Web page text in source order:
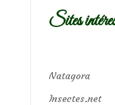
Sites
Natagora
Insectes.net